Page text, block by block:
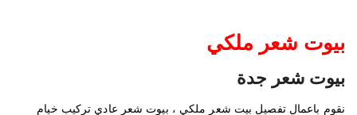
بيوت شعر ملكي
بيوت شعر جدة
نقوم باعمال تفصيل بيت شعر ملكي ، بيوت شعر عادي تركيب خيام